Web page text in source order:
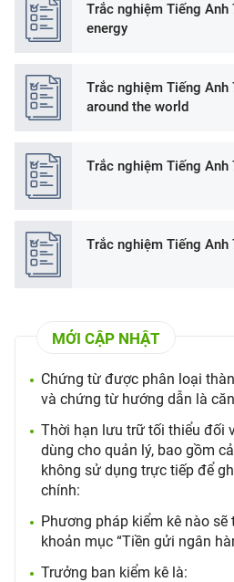
Trắc nghiệm Tiếng
energy
Trắc nghiệm Tiếng Anh
around the world
Trắc nghiệm Tiếng Anh
Trắc nghiệm Tiếng
MỚI CẬP NHẬT
Chứng từ được phân loại
và chứng từ hướng dẫn là
Thời hạn lưu trữ tối thiểu đối
dùng cho quản lý, bao gồm
không sử dụng trực tiếp để
chính:
Phương pháp kiểm kê nào
khoản mục “Tiền gửi ngân
Trưởng ban kiểm kê là: